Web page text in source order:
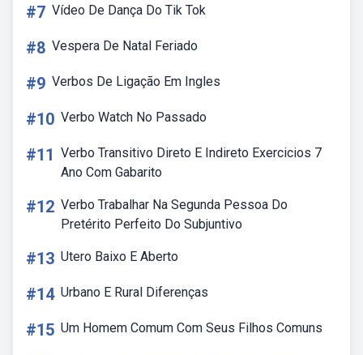
#7 Vídeo De Dança Do Tik Tok
#8 Vespera De Natal Feriado
#9 Verbos De Ligação Em Ingles
#10 Verbo Watch No Passado
#11 Verbo Transitivo Direto E Indireto Exercicios 7
Ano Com Gabarito
#12 Verbo Trabalhar Na Segunda Pessoa Do
Pretérito Perfeito Do Subjuntivo
#13 Utero Baixo E Aberto
#14 Urbano E Rural Diferenças
#15 Um Homem Comum Com Seus Filhos Comuns